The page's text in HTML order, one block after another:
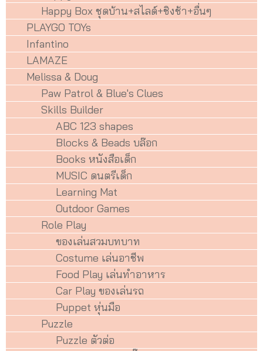
Happy Box ชุดบ้าน+สไลด์+ชิงช้า+อื่นๆ
PLAYGO TOYs
Infantino
LAMAZE
Melissa & Doug
Paw Patrol & Blue's Clues
Skills Builder
ABC 123 shapes
Blocks & Beads บล๊อก
Books หนังสือเด็ก
MUSIC ดนตรีเด็ก
Learning Mat
Outdoor Games
Role Play
ของเล่นสวมบทบาท
Costume เล่นอาชีพ
Food Play เล่นทำอาหาร
Car Play ของเล่นรถ
Puppet หุ่นมือ
Puzzle
Puzzle ตัวต่อ